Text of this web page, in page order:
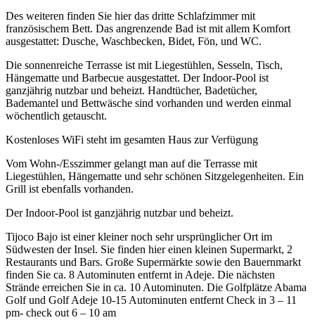
Des weiteren finden Sie hier das dritte Schlafzimmer mit
französischem Bett. Das angrenzende Bad ist mit allem Komfort
ausgestattet: Dusche, Waschbecken, Bidet, Fön, und WC.
Die sonnenreiche Terrasse ist mit Liegestühlen, Sesseln, Tisch,
Hängematte und Barbecue ausgestattet. Der Indoor-Pool ist
ganzjährig nutzbar und beheizt. Handtücher, Badetücher,
Bademantel und Bettwäsche sind vorhanden und werden einmal
wöchentlich getauscht.
Kostenloses WiFi steht im gesamten Haus zur Verfügung
Vom Wohn-/Esszimmer gelangt man auf die Terrasse mit
Liegestühlen, Hängematte und sehr schönen Sitzgelegenheiten. Ein
Grill ist ebenfalls vorhanden.
Der Indoor-Pool ist ganzjährig nutzbar und beheizt.
Tijoco Bajo ist einer kleiner noch sehr ursprünglicher Ort im
Südwesten der Insel. Sie finden hier einen kleinen Supermarkt, 2
Restaurants und Bars. Große Supermärkte sowie den Bauernmarkt
finden Sie ca. 8 Autominuten entfernt in Adeje. Die nächsten
Strände erreichen Sie in ca. 10 Autominuten. Die Golfplätze Abama
Golf und Golf Adeje 10-15 Autominuten entfernt Check in 3 – 11
pm- check out 6 – 10 am